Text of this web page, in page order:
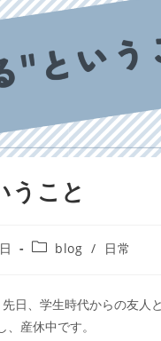
うこと
blog / 日常
日、学生時代からの友人
産休中です。